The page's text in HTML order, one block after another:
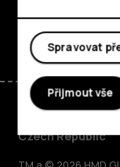
Facebook
Czech Republic
Spravovat
Přijmout vše